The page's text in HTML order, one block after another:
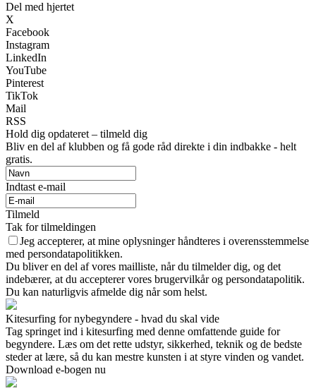
Del med hjertet
X
Facebook
Instagram
LinkedIn
YouTube
Pinterest
TikTok
Mail
RSS
Hold dig opdateret – tilmeld dig
Bliv en del af klubben og få gode råd direkte i din indbakke - helt
gratis.
Indtast e-mail
Tilmeld
Tak for tilmeldingen
Jeg accepterer, at mine oplysninger håndteres i overensstemmelse
med persondatapolitikken.
Du bliver en del af vores mailliste, når du tilmelder dig, og det
indebærer, at du accepterer vores brugervilkår og persondatapolitik.
Du kan naturligvis afmelde dig når som helst.
Kitesurfing for nybegyndere - hvad du skal vide
Tag springet ind i kitesurfing med denne omfattende guide for
begyndere. Læs om det rette udstyr, sikkerhed, teknik og de bedste
steder at lære, så du kan mestre kunsten i at styre vinden og vandet.
Download e-bogen nu